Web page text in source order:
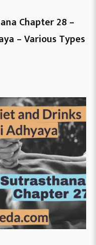
Chapter 28 –
– Various Types